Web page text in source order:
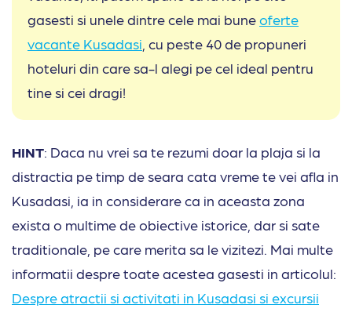
gasesti si unele dintre cele mai buneoferte
vacante Kusadasi , cu peste 40 de propuneri
hoteluri din care sa-l alegi pe cel ideal pentru
tine si cei dragi!
HINT: Daca nu vrei sa te rezumi doar la plaja si la
distractia pe timp de seara cata vreme te vei afla in
Kusadasi, ia in considerare ca in aceasta zona
exista o multime de obiective istorice, dar si sate
traditionale, pe care merita sa le vizitezi. Mai multe
informatii despre toate acestea gasesti in articolul:
Despre atractii si activitati in Kusadasi si excursii